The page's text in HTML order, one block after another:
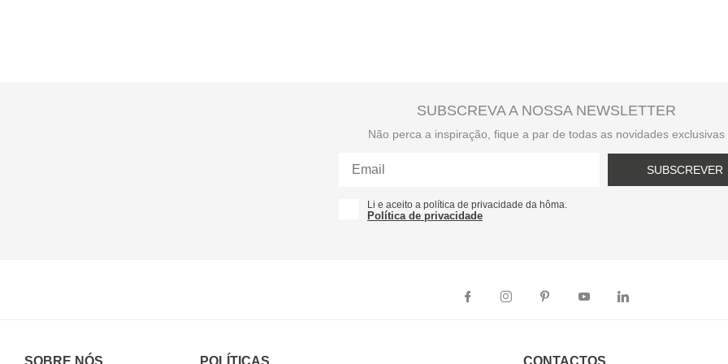
SUBSCREVA A NOSSA NEWSLETTER
Não perca a inspiração, fique a par de todas as novidades exclusivas
SUBSCREVER
Li e aceito a política de privacidade da hôma.
Política de privacidade
SOBRE NÓS POLÍTICAS CONTACTOS